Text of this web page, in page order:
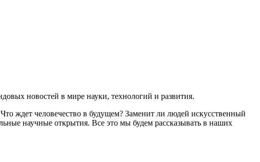
новостей в мире науки, технологий и развития.
ждет человечество в будущем? Заменит ли людей искусственный
научные открытия. Все это мы будем рассказывать в наших